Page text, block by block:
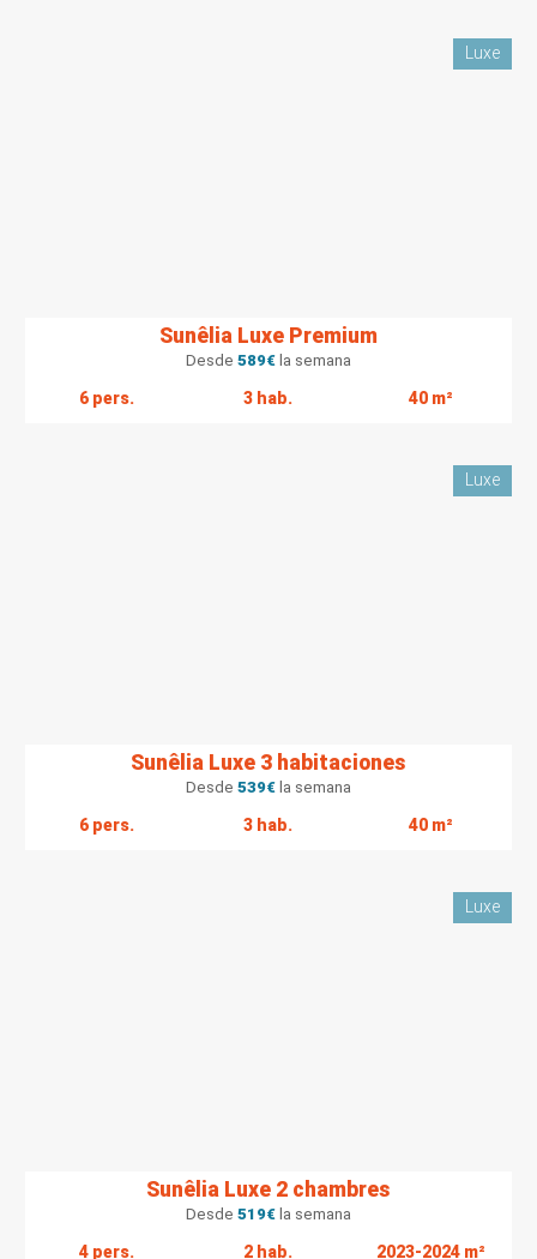
Luxe
Sunêlia Luxe Premium
Desde 589€la semana
6 pers. 3 hab. 40 m²
Luxe
Sunêlia Luxe 3 habitaciones
Desde 539€la semana
6 pers. 3 hab. 40 m²
Luxe
Sunêlia Luxe 2 chambres
Desde 519€la semana
4 pers. 2 hab. 2023-2024 m²